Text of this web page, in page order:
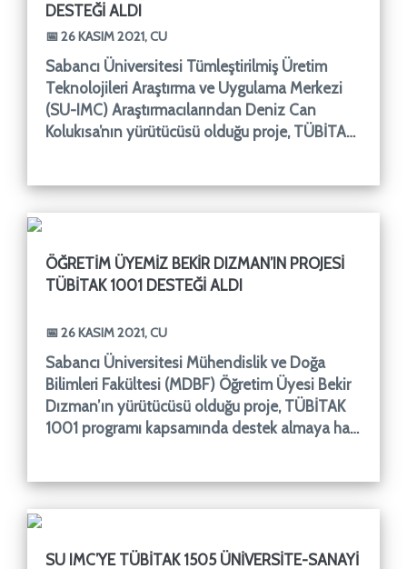
DESTEĞI ALDI
📅 26 KASIM 2021, CU
Sabancı Üniversitesi Tümleştirilmiş Üretim
Teknolojileri Araştırma ve Uygulama Merkezi
(SU-IMC) Araştırmacılarından Deniz Can
Kolukısa’nın yürütücüsü olduğu proje, TÜBİTAK
ÖĞRETIM ÜYEMIZ BEKIR DIZMAN’IN PROJESI
TÜBİTAK 1001 DESTEĞI ALDI
📅 26 KASIM 2021, CU
Sabancı Üniversitesi Mühendislik ve Doğa
Bilimleri Fakültesi (MDBF) Öğretim Üyesi Bekir
Dızman’ın yürütücüsü olduğu proje, TÜBİTAK
1001 programı kapsamında destek almaya hak
SU IMC’YE TÜBİTAK 1505 ÜNIVERSITE-SANAYI